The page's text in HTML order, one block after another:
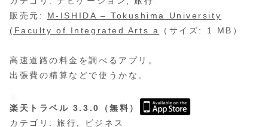
販売元: M-ISHIDA – Tokushima University
(Faculty of Integrated Arts a
（サイズ: 1 MB）
高速道路の料金を調べるアプリ。
出張費の精算などで使うかな。
楽天トラベル 3.3.0（無料）
カテゴリ: 旅行, ビジネス